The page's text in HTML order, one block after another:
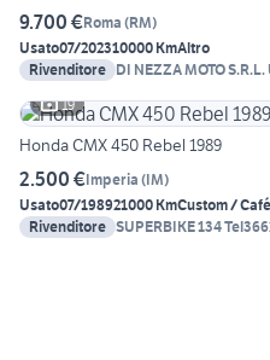
9.700 €Roma (RM)
Usato07/202310000 KmAltro
Rivenditore DI NEZZA MOTO
19
Honda CMX 450 Rebel 1989
2.500 €Imperia (IM)
Usato07/198921000 KmCustom /
Rivenditore SUPERBIKE 134